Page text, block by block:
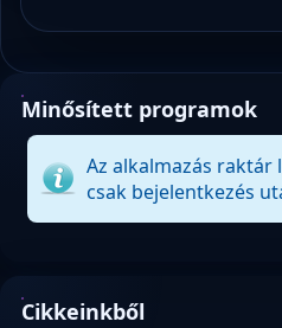
Minősített programok
Az alkalmazás
csak bejelentkezés
Cikkeinkből